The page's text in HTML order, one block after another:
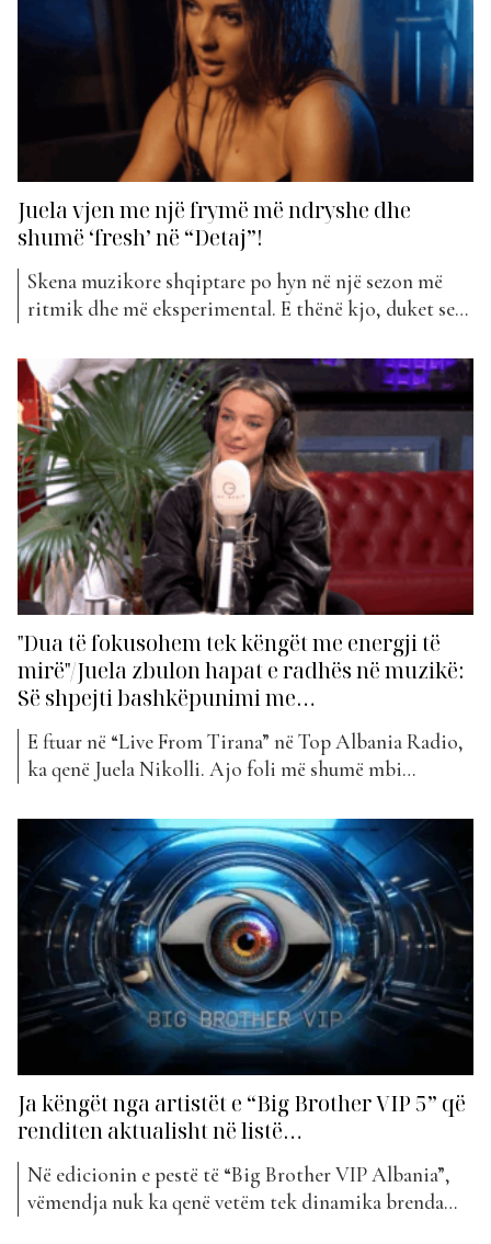
Juela vjen me një frymë më ndryshe dhe
shumë ‘fresh’ në “Detaj”!
Skena muzikore shqiptare po hyn në një sezon më
ritmik dhe më eksperimental. E thënë kjo, duket se
projektin e saj më të fundit, “Detaj”. Kënga shënon
një kthesë interesante në stilin e saj muzikor, duke u
larguar nga baladat...
"Dua të fokusohem tek këngët me energji të
mirë"/Juela zbulon hapat e radhës në muzikë:
Së shpejti bashkëpunimi me…
E ftuar në “Live From Tirana” në Top Albania Radio,
ka qenë Juela Nikolli. Ajo foli më shumë mbi
Shqipëri, “Big Brother VIP 5”, por duke u ndalur
edhe tek karriera e saj muzikore. Juela ka publikuar
së fundmi projektin “Detaj”,...
Ja këngët nga artistët e “Big Brother VIP 5” që
renditen aktualisht në listë…
Në edicionin e pestë të “Big Brother VIP Albania”,
vëmendja nuk ka qenë vetëm tek dinamika brenda